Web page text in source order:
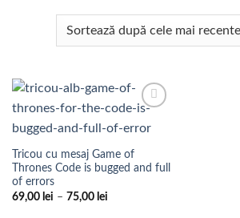
Wishlist
Tricou cu mesaj Game of
Thrones Code is bugged and full
of errors
69,00 lei – 75,00 leiInterval